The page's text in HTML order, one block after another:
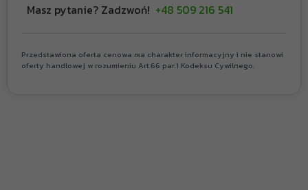
Masz pytanie? Zadzwoń! +48 509 216 541
Przedstawiona oferta cenowa ma charakter informacyjny i nie stanowi
oferty handlowej w rozumieniu Art.66 par.1 Kodeksu Cywilnego.